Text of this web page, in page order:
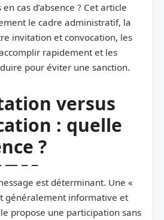
cas d’absence ? Cet article
le cadre administratif, la
invitation et convocation, les
rapidement et les
pour éviter une sanction.
versus
: quelle
?
est déterminant. Une «
généralement informative et
propose une participation sans